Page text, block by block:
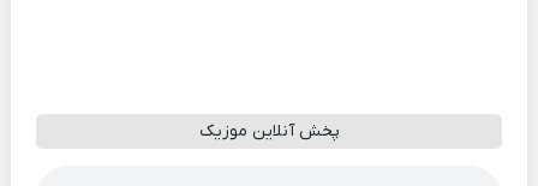
پخش آنلاین موزیک